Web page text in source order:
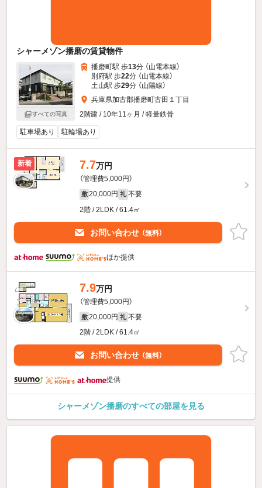
シャーメゾン播磨の賃貸物件
すべての写真
播磨町駅 歩13分 （山電本線）
別府駅 歩22分 （山電本線）
土山駅 歩29分 （山陽線）
兵庫県加古郡播磨町古田１丁目
2階建 / 10年11ヶ月 / 軽量鉄骨
駐車場あり 駐輪場あり
新着 7.7万円
（管理費5,000円）
敷 20,000円 礼 不要
2階 / 2LDK / 61.4㎡
お問い合わせ （無料）
ほか提供
7.9万円
（管理費5,000円）
敷 20,000円 礼 不要
2階 / 2LDK / 61.4㎡
お問い合わせ （無料）
提供
シャーメゾン播磨のすべての部屋を見る